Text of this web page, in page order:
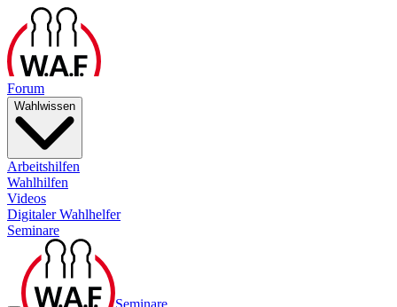
Forum
Wahlwissen
Arbeitshilfen
Wahlhilfen
Videos
Digitaler Wahlhelfer
Seminare
Seminare